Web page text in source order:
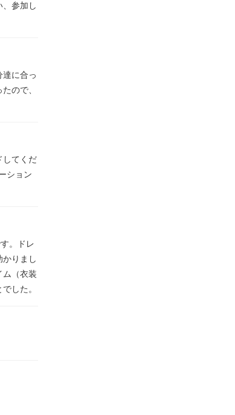
参加し
に合っ
ので、
してくだ
ション
。ドレ
りまし
ム（衣装
した。